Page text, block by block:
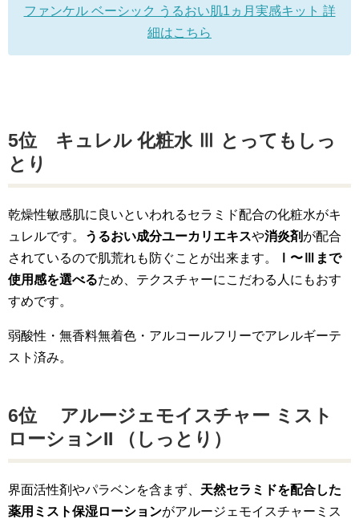
ファンケル ベーシック うるおい肌1ヵ月実感キット 詳
細はこちら
5位 キュレル 化粧水 Ⅲ とってもしっ
とり
乾燥性敏感肌に良いといわれるセラミド配合の化粧水がキ
ュレルです。
うるおい成分ユーカリエキスや消炎剤 が配合
されているので肌荒れも防ぐことが出来ます。
Ⅰ〜Ⅲまで
使用感を選べるため、テクスチャーにこだわる人にもおす
すめです。
弱酸性・無香料無着色・アルコールフリーでアレルギーテ
スト済み。
6位 アルージェモイスチャー ミスト
ローションII （しっとり）
界面活性剤やパラベンを含まず、 天然セラミドを配合した
薬用ミスト保湿ローションがアルージェモイスチャーミス